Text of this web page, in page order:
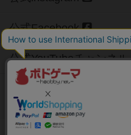
公式Facebook
公式YouTubeチャンネル